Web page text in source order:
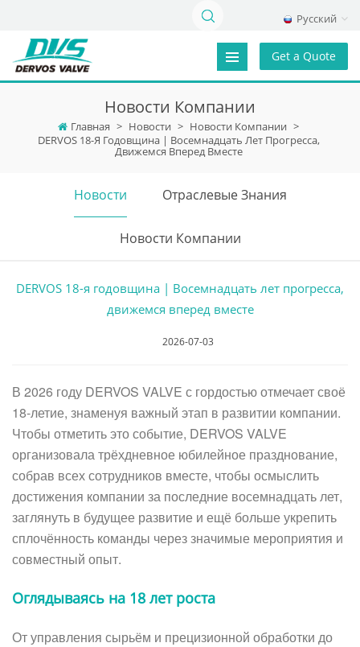
Русский
Get a Quote
Новости Компании
Главная > Новости > Новости Компании >
DERVOS 18-Я Годовщина | Восемнадцать Лет Прогресса,
Движемся Вперед Вместе
Новости Отраслевые Знания
Новости Компании
DERVOS 18-я годовщина | Восемнадцать лет прогресса,
движемся вперед вместе
2026-07-03
В 2026 году DERVOS VALVE с гордостью отмечает своё
18-летие, знаменуя важный этап в развитии компании.
Чтобы отметить это событие, DERVOS VALVE
организовала трёхдневное юбилейное празднование,
собрав всех сотрудников вместе, чтобы осмыслить
достижения компании за последние восемнадцать лет,
заглянуть в будущее развитие и ещё больше укрепить
сплочённость команды через значимые мероприятия и
совместный опыт.
Оглядываясь на 18 лет роста
От управления сырьём и прецизионной обработки до